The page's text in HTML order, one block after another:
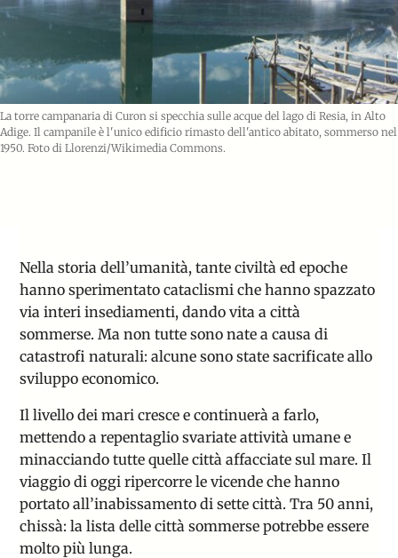
La torre campanaria di Curon si specchia sulle acque del lago di Resia, in Alto
Adige. Il campanile è l'unico edificio rimasto dell'antico abitato, sommerso nel
1950. Foto di Llorenzi/Wikimedia Commons.
Nella storia dell’umanità, tante civiltà ed epoche
hanno sperimentato cataclismi che hanno spazzato
via interi insediamenti, dando vita a città
sommerse. Ma non tutte sono nate a causa di
catastrofi naturali: alcune sono state sacrificate allo
sviluppo economico.
Il livello dei mari cresce e continuerà a farlo,
mettendo a repentaglio svariate attività umane e
minacciando tutte quelle città affacciate sul mare. Il
viaggio di oggi ripercorre le vicende che hanno
portato all’inabissamento di sette città. Tra 50 anni,
chissà: la lista delle città sommerse potrebbe essere
molto più lunga.